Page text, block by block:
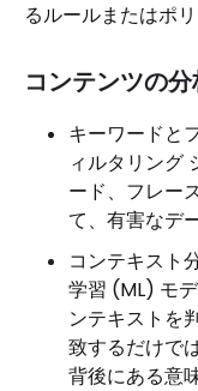
るルールまたはポ
コンテンツの
キーワードと
ィルタリング
ード、フレー
て、有害なデ
コンテキスト
学習 (ML) モ
ンテキストを
致するだけで
背後にある意